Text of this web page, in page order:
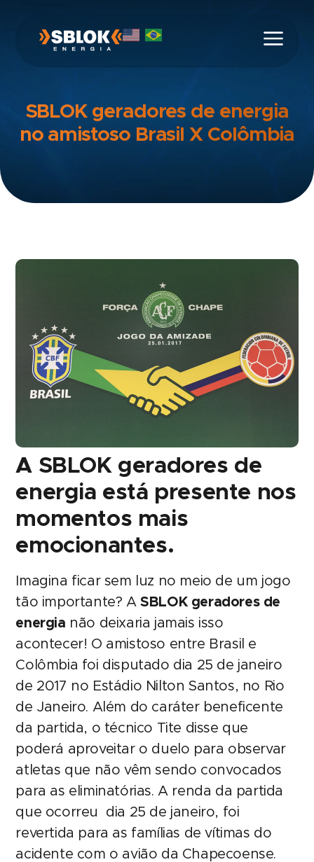
SBLOK geradores de energia
no amistoso Brasil X Colômbia
A SBLOK geradores de
energia está presente nos
momentos mais
emocionantes.
Imagina ficar sem luz no meio de um jogo
tão importante? ASBLOK geradores de
energia não deixaria jamais isso
acontecer! O amistoso entre Brasil e
Colômbia foi disputado dia 25 de janeiro
de 2017 no Estádio Nilton Santos, no Rio
de Janeiro. Além do caráter beneficente
da partida, o técnico Tite disse que
poderá aproveitar o duelo para observar
atletas que não vêm sendo convocados
para as eliminatórias. A renda da partida
que ocorreu dia 25 de janeiro, foi
revertida para as famílias de vítimas do
acidente com o avião da Chapecoense.